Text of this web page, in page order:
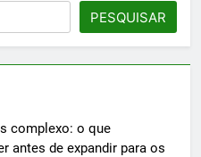
PESQUISAR
complexo: o que
antes de expandir para os